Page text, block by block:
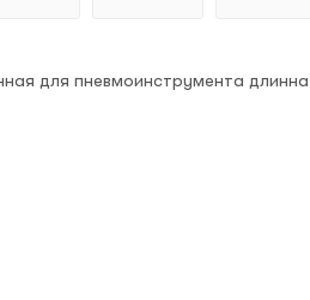
для пневмоинструмента